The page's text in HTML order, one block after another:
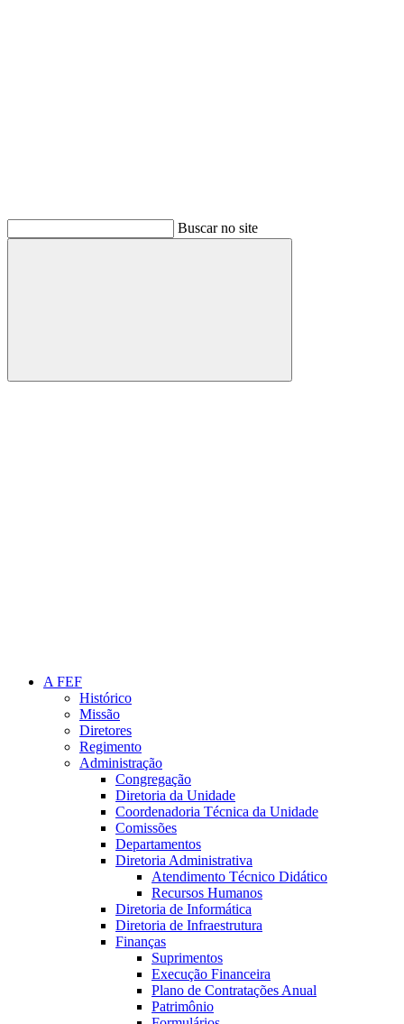
Buscar no site
Buscar
A FEF
Histórico
Missão
Diretores
Regimento
Administração
Congregação
Diretoria da Unidade
Coordenadoria Técnica da Unidade
Comissões
Departamentos
Diretoria Administrativa
Atendimento Técnico Didático
Recursos Humanos
Diretoria de Informática
Diretoria de Infraestrutura
Finanças
Suprimentos
Execução Financeira
Plano de Contratações Anual
Patrimônio